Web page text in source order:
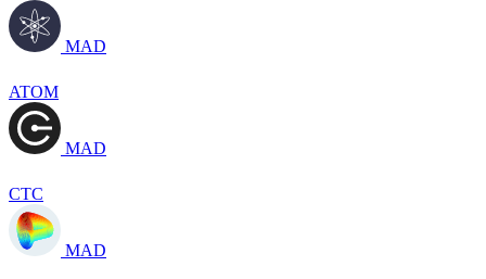
MAD
ATOM
MAD
CTC
MAD